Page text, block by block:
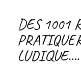
DES 1001
LUDIQUE….